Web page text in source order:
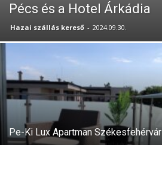
Pécs és a Hotel Árkádia
Hazai szállás kereső - 2024.09.30.
Pe-Ki Lux Apartman Székesfehérvár